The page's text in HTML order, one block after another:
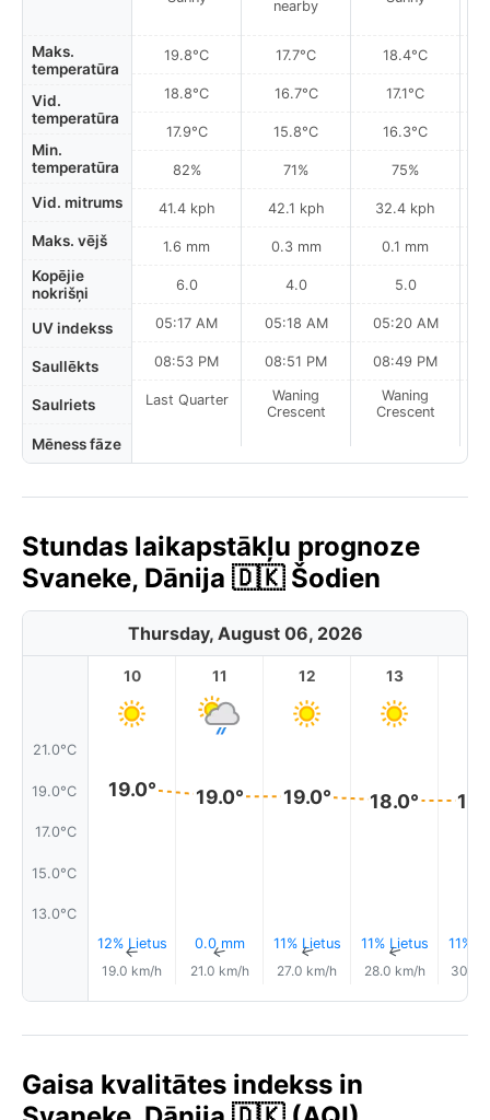
Maks.
temperatūra
Vid.
temperatūra
Min.
temperatūra
Vid. mitrums
Maks. vējš
Kopējie
nokrišņi
UV indekss
Saullēkts
Saulriets
Mēness fāze
19.8°C
18.8°C
17.9°C
82%
41.4 kph
1.6 mm
6.0
05:17 AM
08:53 PM
Last Quarter
nearby
17.7°C
16.7°C
15.8°C
71%
42.1 kph
0.3 mm
4.0
05:18 AM
08:51 PM
Waning
Crescent
18.4°C
17.1°C
16.3°C
75%
32.4 kph
0.1 mm
5.0
05:20 AM
08:49 PM
Waning
Crescent
Stundas laikapstākļu prognoze
Svaneke, Dānija 🇩🇰 Šodien
Thursday, August 06, 2026
21.0°C
19.0°C
17.0°C
15.0°C
13.0°C
10
19.0°
12% Lietus
↑
19.0 km/h
11
19.0°
0.0 mm
↑
21.0 km/h
12
19.0°
11% Lietus
↑
27.0 km/h
13
18.0°
11% Lietus
↑
28.0 km/h
11%
30.0
Gaisa kvalitātes indekss in